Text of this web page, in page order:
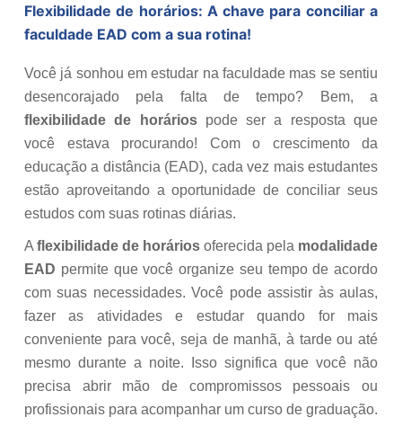
Flexibilidade de horários: A chave para conciliar a
faculdade EAD com a sua rotina!
Você já sonhou em estudar na faculdade mas se sentiu
desencorajado pela falta de tempo? Bem, a
flexibilidade de horáriospode ser a resposta que
você estava procurando! Com o crescimento da
educação a distância (EAD), cada vez mais estudantes
estão aproveitando a oportunidade de conciliar seus
estudos com suas rotinas diárias.
A flexibilidade de horários oferecida pela modalidade
EAD permite que você organize seu tempo de acordo
com suas necessidades. Você pode assistir às aulas,
fazer as atividades e estudar quando for mais
conveniente para você, seja de manhã, à tarde ou até
mesmo durante a noite. Isso significa que você não
precisa abrir mão de compromissos pessoais ou
profissionais para acompanhar um curso de graduação.